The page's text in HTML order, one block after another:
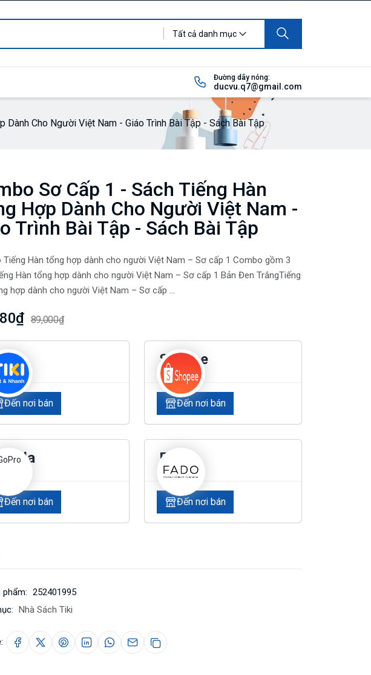
Tất cả danh mục
Đường dây nóng:
ducvu.q7@gmail.com
Dành Cho Người Việt Nam - Giáo Trình Bài Tập - Sách Bài Tập
Sơ Cấp 1 - Sách Tiếng Hàn
Hợp Dành Cho Người Việt Nam -
Trình Bài Tập - Sách Bài Tập
Tiếng Hàn tổng hợp dành cho người Việt Nam – Sơ cấp 1 Combo gồm 3
Hàn tổng hợp dành cho người Việt Nam – Sơ cấp 1 Bản Đen TrắngTiếng
hợp dành cho người Việt Nam – Sơ cấp ...
89,000₫
Đến nơi bán
Shopee
Đến nơi bán
Đến nơi bán
Fado
Đến nơi bán
phẩm: 252401995
Nhà Sách Tiki